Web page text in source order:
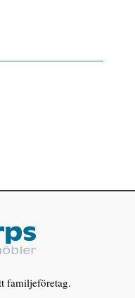
familjeföretag.